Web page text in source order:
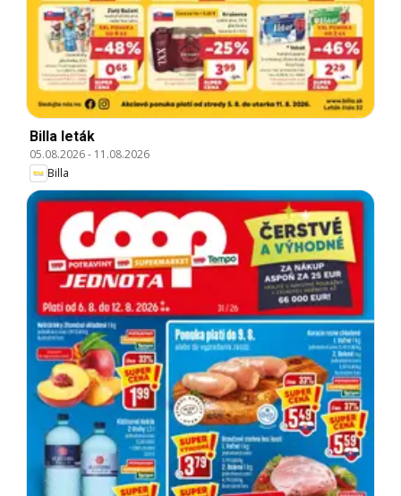
Billa leták
05.08.2026- 11.08.2026
Billa